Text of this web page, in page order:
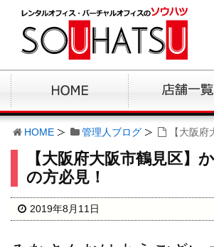
HOME 管理人ブログ 【大阪
【大阪府大阪市鶴見区
の方必見！
2019年8月11日